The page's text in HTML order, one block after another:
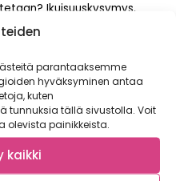
parantaaksemme
hyväksyminen antaa
kuten
tunnuksia tällä sivustolla. Voit
painikkeista.
kaikki
Ikuisuuskysymys,
on ihana,